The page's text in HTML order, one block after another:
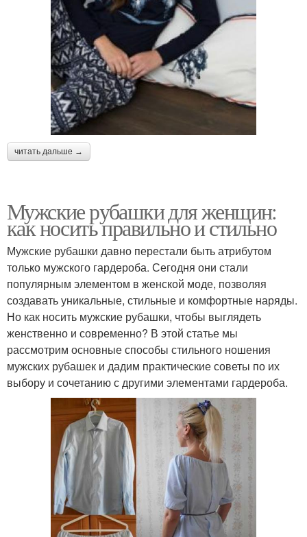
читать дальше →
Мужские рубашки для женщин:
как носить правильно и стильно
Мужские рубашки давно перестали быть атрибутом
только мужского гардероба. Сегодня они стали
популярным элементом в женской моде, позволяя
создавать уникальные, стильные и комфортные наряды.
Но как носить мужские рубашки, чтобы выглядеть
женственно и современно? В этой статье мы
рассмотрим основные способы стильного ношения
мужских рубашек и дадим практические советы по их
выбору и сочетанию с другими элементами гардероба.